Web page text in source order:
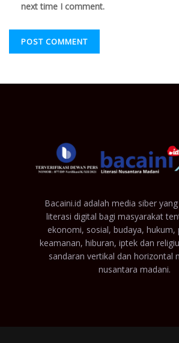
next time I comment.
Bacaini.id adalah media siber
literasi digital bagi masyarakat
ekonomi, sosial, budaya, hukum,
keamanan, hiburan, iptek dan
sandaran vertikal dan horizontal
nusantara madani.